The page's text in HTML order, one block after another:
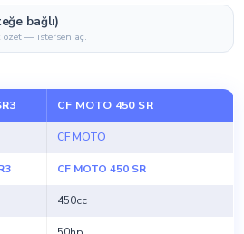
bağlı)
özet — istersen aç.
CF MOTO 450 SR
CF MOTO
CF MOTO 450 SR
450cc